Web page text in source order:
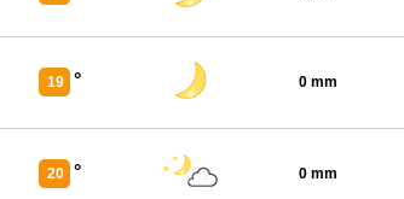
19 ° 0 mm
20 ° 0 mm